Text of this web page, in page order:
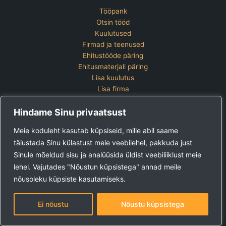
Hindame Sinu privaatsust
Meie koduleht kasutab küpsiseid, mille abil saame
täiustada Sinu külastust meie veebilehel, pakkuda just
Sinule mõeldud sisu ja analüüsida üldist veebiliiklust meie
lehel. Vajutades "Nõustun küpsistega" annad meile
nõusoleku küpsiste kasutamiseks.
Ei nõustu Nõustu küpsistega
Tööpank
Otsin tööd
Kuulutused
Firmad ja teenused
Ehitustööde päring
Ehitusmaterjali päring
Lisa kuulutus
Lisa firma
Kontakt
Lisa kuulutus
Vaata ettevõtete pakette
Ehitus24 OÜ
Tel:+372 5123 867 (E-R 9-15)
E-post: kuulutused@ehitus24.ee
Copyright © 2026 Ehitus24